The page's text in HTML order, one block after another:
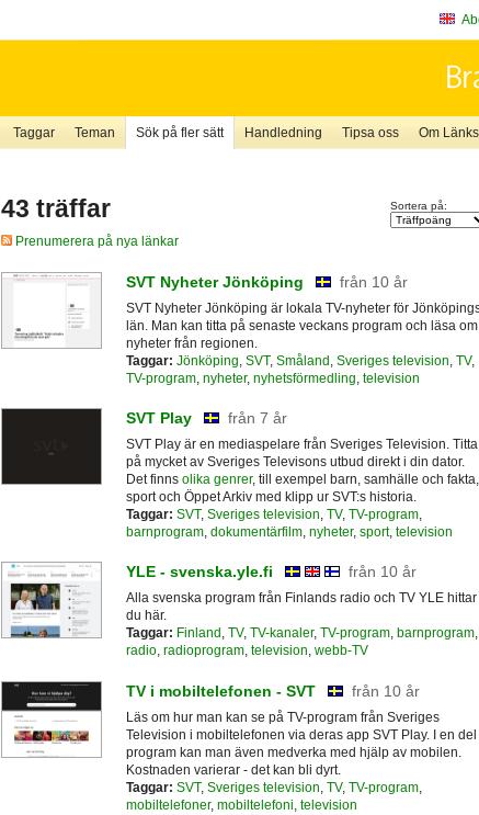
Taggar Teman Sök på fler sätt Handledning Tipsa oss Om
43 träffar Sortera på:
Prenumerera på nya länkar
SVT Nyheter Jönköping från 10 år
SVT Nyheter Jönköping är lokala TV-nyheter för
län. Man kan titta på senaste veckans program och läsa om
nyheter från regionen.
Taggar: Jönköping SVT, Småland Sveriges television TV,
TV-program, nyheter, nyhetsförmedling television
SVT Play från 7 år
SVT Play är en mediaspelare från Sveriges Television. Titta
på mycket av Sveriges Televisons utbud direkt i din dator.
Det finns olika genrer, till exempel barn, samhälle och fakta,
sport och Öppet Arkiv med klipp ur SVT:s historia.
Taggar: SVT, Sveriges television, TV, TV-program,
barnprogram, dokumentärfilm, nyheter, sport, television
YLE - svenska.yle.fi från 10 år
Alla svenska program från Finlands radio och TV YLE hittar
du här.
Taggar: Finland , TV, TV-kanaler, TV-program, barnprogram,
radio, radioprogram, television, webb-TV
TV i mobiltelefonen - SVT från 10 år
Läs om hur man kan se på TV-program från Sveriges
Television i mobiltelefonen via deras app SVT Play. I en del
program kan man även medverka med hjälp av mobilen.
Kostnaden varierar - det kan bli dyrt.
Taggar: SVT, Sveriges television, TV, TV-program,
mobiltelefoner, mobiltelefoni, television